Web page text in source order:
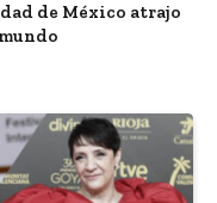
de México atrajo